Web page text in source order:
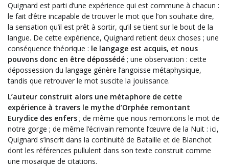
Quignard est parti d’une expérience qui est commune à chacun :
le fait d’être incapable de trouver le mot que l’on souhaite dire,
la sensation qu’il est prêt à sortir, qu’il se tient sur le bout de la
langue. De cette expérience, Quignard retient deux choses ; une
conséquence théorique : le langage est acquis, et nous
pouvons donc en être dépossédé ; une observation : cette
dépossession du langage génère l’angoisse métaphysique,
tandis que retrouver le mot suscite la jouissance.
L’auteur construit alors une métaphore de cette
expérience à travers le mythe d’Orphée remontant
Eurydice des enfers ; de même que nous remontons le mot de
notre gorge ; de même l’écrivain remonte l’œuvre de la Nuit : ici,
Quignard s’inscrit dans la continuité de Bataille et de Blanchot
dont les références pullulent dans son texte construit comme
une mosaïque de citations.